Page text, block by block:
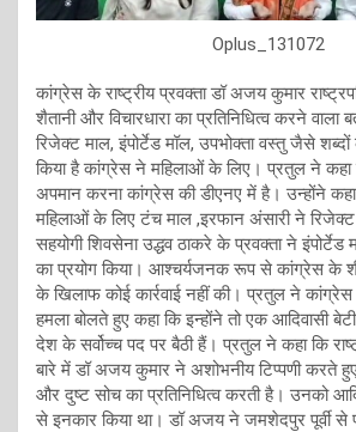
Oplus_131072
कांग्रेस के राष्ट्रीय प्रवक्ता डॉ अजय कुमार
शैतानी और विचारधारा का प्रतिनिधित्व करने
रिजेक्ट माल, इंपोर्टेड मॉल, उपभोक्ता वस्तु जैसे शब्दों
किया है कांग्रेस ने महिलाओं के लिए। प्रतुल ने कहा
अपमान करना कांग्रेस की डीएनए में है। उन्होंने कहा
महिलाओं के लिए टंच माल ,इरफान अंसारी ने
सहयोगी शिवसेना उद्धव ठाकरे के प्रवक्ता ने इंपोर्टेड
का प्रयोग किया। आश्चर्यजनक रूप से कांग्रेस के
के खिलाफ कोई कार्रवाई नहीं की। प्रतुल ने
हमला बोलते हुए कहा कि इन्होंने तो एक आदिवासी
देश के सर्वोच्च पद पर बैठी हैं। प्रतुल ने कहा कि
बारे में डॉ अजय कुमार ने अशोभनीय टिप्पणी करते
और दुष्ट सोच का प्रतिनिधित्व करती है। उनको
से इनकार किया था। डॉ अजय ने जमशेदपुर पूर्वी से